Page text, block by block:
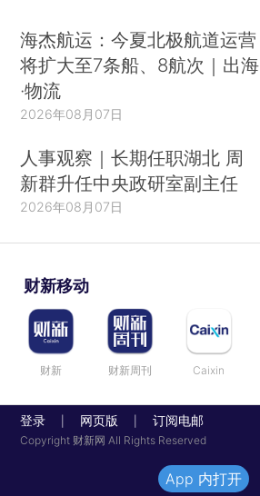
海杰航运：今夏北极航道运营
将扩大至7条船、8航次｜出海
·物流
2026年08月07日
人事观察｜长期任职湖北 周
新群升任中央政研室副主任
2026年08月07日
财新移动
财新 财新周刊 Caixin
登录 网页版 订阅电邮
Copyright 财新网 All Rights Reserved
App 内打开